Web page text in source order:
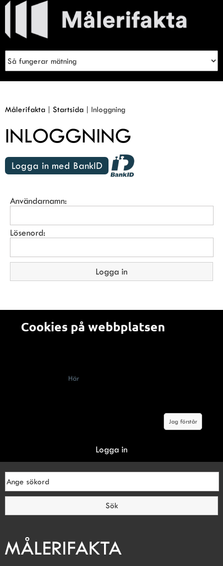
Meny
Målerifakta | Startsida | Inloggning
INLOGGNING
Logga in med BankID
Inloggning
Användarnamn:
Lösenord:
Cookies på webbplatsen
Här
Jag förstår
Logga in
Sök